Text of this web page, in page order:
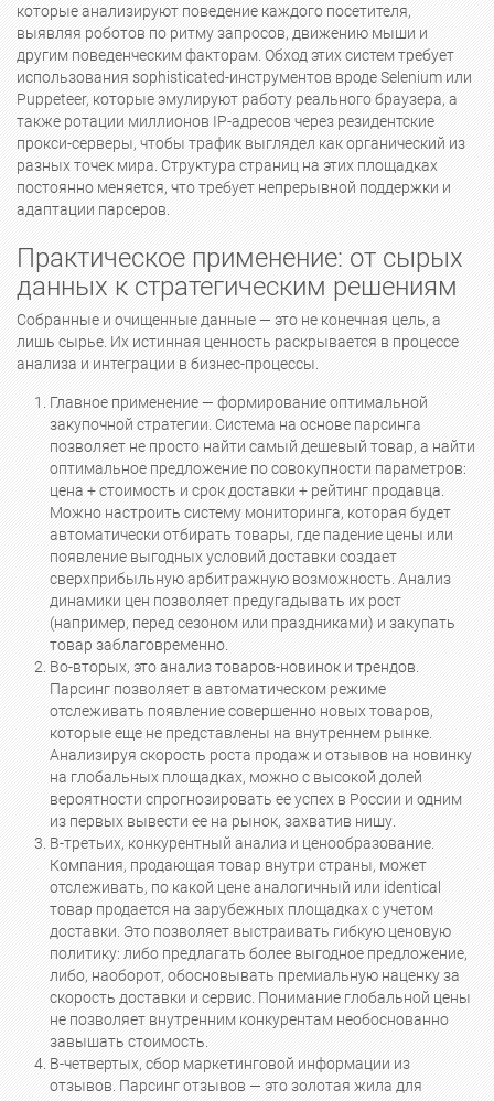
которые анализируют поведение каждого посетителя,
выявляя роботов по ритму запросов, движению мыши и
другим поведенческим факторам. Обход этих систем требует
использования sophisticated-инструментов вроде Selenium или
Puppeteer, которые эмулируют работу реального браузера, а
также ротации миллионов IP-адресов через резидентские
прокси-серверы, чтобы трафик выглядел как органический из
разных точек мира. Структура страниц на этих площадках
постоянно меняется, что требует непрерывной поддержки и
адаптации парсеров.
Практическое применение: от сырых
данных к стратегическим решениям
Собранные и очищенные данные — это не конечная цель, а
лишь сырье. Их истинная ценность раскрывается в процессе
анализа и интеграции в бизнес-процессы.
Главное применение — формирование оптимальной
закупочной стратегии. Система на основе парсинга
позволяет не просто найти самый дешевый товар, а найти
оптимальное предложение по совокупности параметров:
цена + стоимость и срок доставки + рейтинг продавца.
Можно настроить систему мониторинга, которая будет
автоматически отбирать товары, где падение цены или
появление выгодных условий доставки создает
сверхприбыльную арбитражную возможность. Анализ
динамики цен позволяет предугадывать их рост
(например, перед сезоном или праздниками) и закупать
товар заблаговременно.
Во-вторых, это анализ товаров-новинок и трендов.
Парсинг позволяет в автоматическом режиме
отслеживать появление совершенно новых товаров,
которые еще не представлены на внутреннем рынке.
Анализируя скорость роста продаж и отзывов на новинку
на глобальных площадках, можно с высокой долей
вероятности спрогнозировать ее успех в России и одним
из первых вывести ее на рынок, захватив нишу.
В-третьих, конкурентный анализ и ценообразование.
Компания, продающая товар внутри страны, может
отслеживать, по какой цене аналогичный или identical
товар продается на зарубежных площадках с учетом
доставки. Это позволяет выстраивать гибкую ценовую
политику: либо предлагать более выгодное предложение,
либо, наоборот, обосновывать премиальную наценку за
скорость доставки и сервис. Понимание глобальной цены
не позволяет внутренним конкурентам необоснованно
завышать стоимость.
В-четвертых, сбор маркетинговой информации из
отзывов. Парсинг отзывов — это золотая жила для